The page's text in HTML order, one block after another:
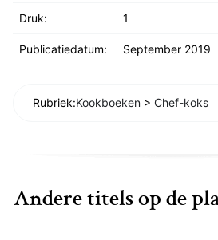
Druk: 1
Publicatiedatum: September 2019
Rubriek:Kookboeken > Chef-koks
Andere titels op de